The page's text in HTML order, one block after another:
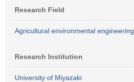
Research Field
Agricultural environmental engineering
Research Institution
University of Miyazaki